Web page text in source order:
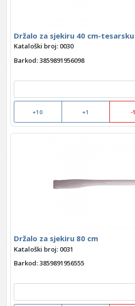
Držalo za sjekiru 40 cm-tesarsku
Kataloški broj: 0030
Barkod: 3859891956098
+10 +1 -1
Držalo za sjekiru 80 cm
Kataloški broj: 0031
Barkod: 3859891956555